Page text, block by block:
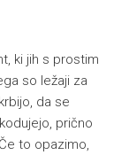
ki jih s prostim
so ležaji za
da se
prično
to opazimo,